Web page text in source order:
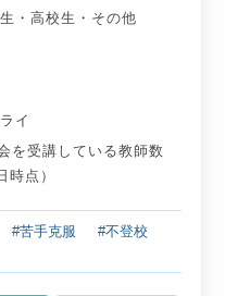
・ 高校生 ・ その他
イ
受講している教師数
時点）
#苦手克服
#不登校